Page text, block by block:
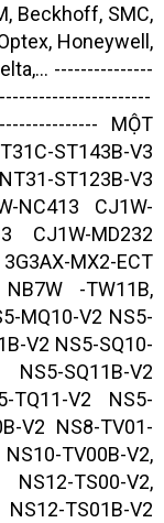
Beckhoff, SMC,
Honeywell,
---------------
MỘT
ST143B-V3
ST123B-V3
NC413 CJ1W-
CJ1W-MD232
MX2-ECT
-TW11B,
MQ10-V2 NS5-
V2 NS5-SQ10-
SQ11B-V2
TQ11-V2 NS5-
V2 NS8-TV01-
TV00B-V2,
TS00-V2,
TS01B-V2